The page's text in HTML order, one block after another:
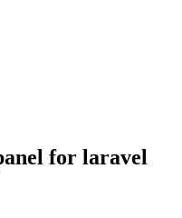
for laravel​